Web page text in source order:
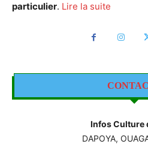
particulier. Lire la suite
Infos Culture
DAPOYA,